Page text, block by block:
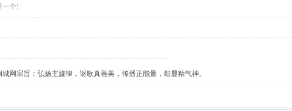
一个!
网宗旨：弘扬主旋律，讴歌真善美，传播正能量，彰显精气神。